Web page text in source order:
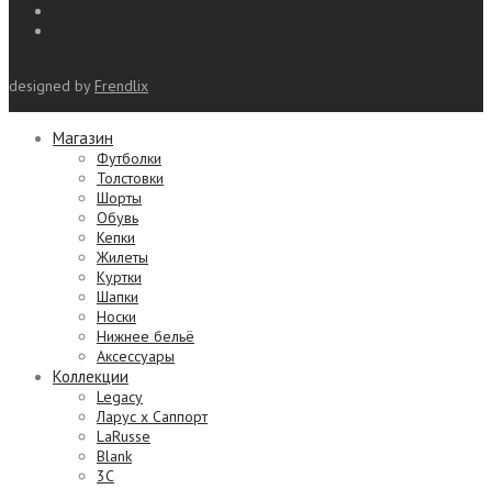
designed by Frendlix
Магазин
Футболки
Толстовки
Шорты
Обувь
Кепки
Жилеты
Куртки
Шапки
Носки
Нижнее бельё
Аксессуары
Коллекции
Legacy
Ларус х Саппорт
LaRusse
Blank
3C